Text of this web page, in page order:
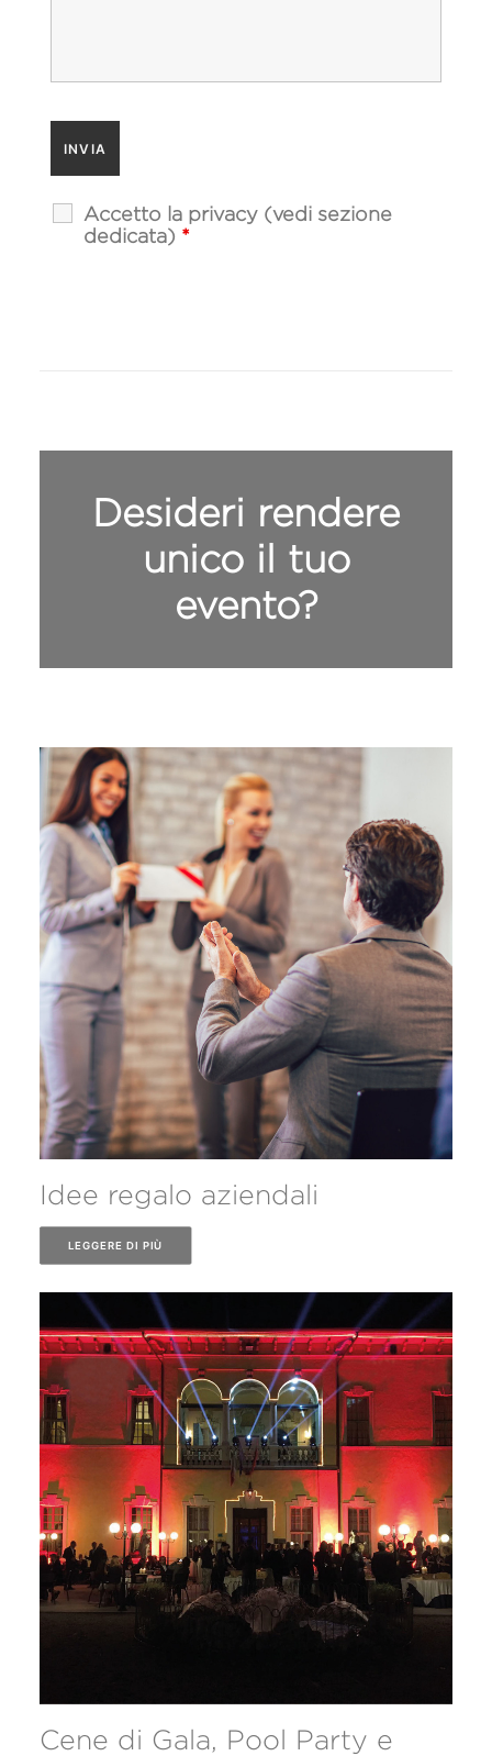
Accetto la privacy (vedi sezione
dedicata) *
Desideri rendere
unico il tuo
evento?
Idee regalo aziendali
LEGGERE DI PIÙ
Cene di Gala, Pool Party e